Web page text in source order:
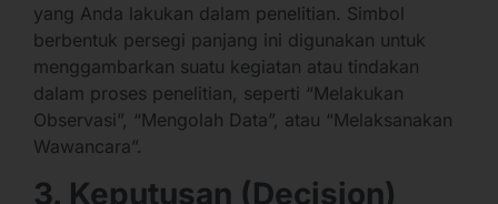
yang Anda lakukan dalam penelitian. Simbol
berbentuk persegi panjang ini digunakan untuk
menggambarkan suatu kegiatan atau tindakan
dalam proses penelitian, seperti “Melakukan
Observasi”, “Mengolah Data”, atau “Melaksanakan
Wawancara”.
3. Keputusan (Decision)